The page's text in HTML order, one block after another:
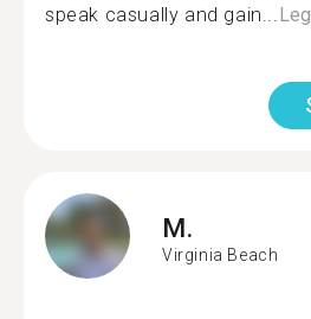
speak casually and gain...
M.
Virginia Beach